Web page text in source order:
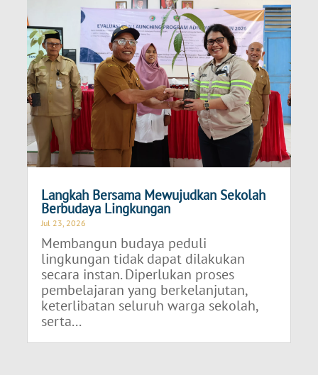
Langkah Bersama Mewujudkan Sekolah
Berbudaya Lingkungan
Jul 23, 2026
Membangun budaya peduli
lingkungan tidak dapat dilakukan
secara instan. Diperlukan proses
pembelajaran yang berkelanjutan,
keterlibatan seluruh warga sekolah,
serta...